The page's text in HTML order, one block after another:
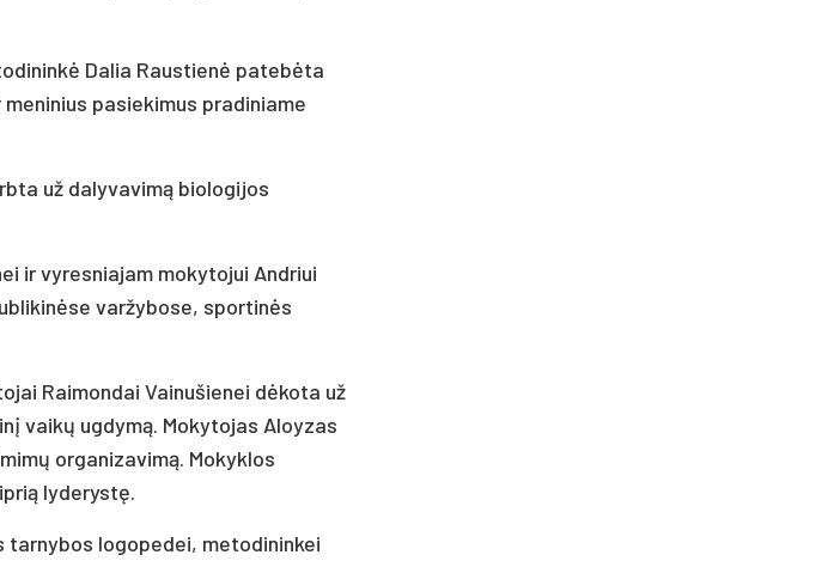
Dalia Raustienė patebėta
pasiekimus pradiniame
už dalyvavimą biologijos
ir vyresniajam mokytojui Andriui
varžybose, sportinės
Raimondai Vainušienei dėkota už
vaikų ugdymą. Mokytojas Aloyzas
organizavimą. Mokyklos
lyderystę.
tarnybos logopedei, metodininkei